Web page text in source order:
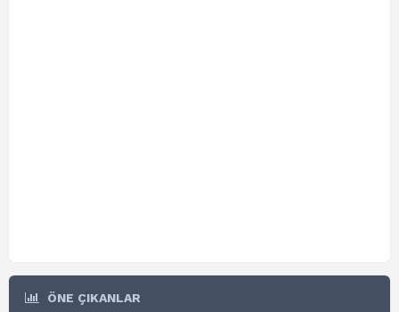
ÖNE ÇIKANLAR